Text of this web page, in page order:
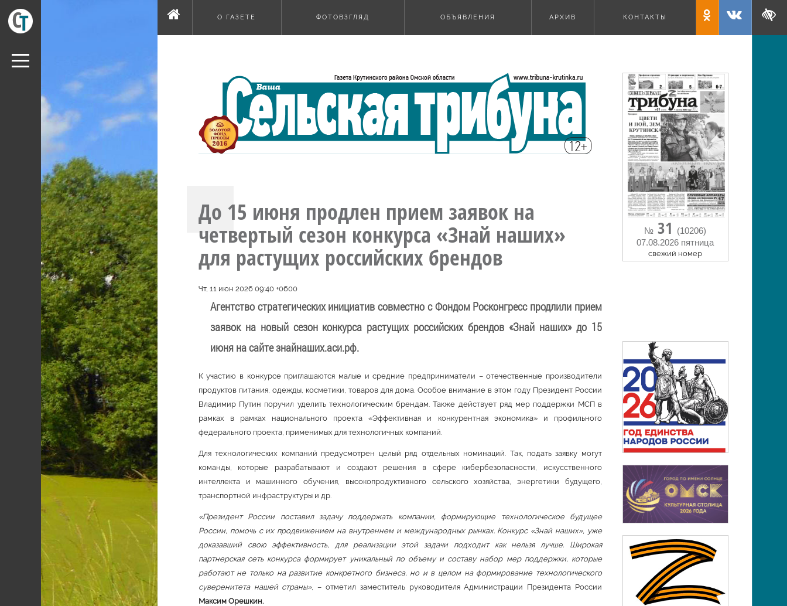
О ГАЗЕТЕ ФОТОВЗГЛЯД ОБЪЯВЛЕНИЯ АРХИВ КОНТАКТЫ
До 15 июня продлен прием заявок на
четвертый сезон конкурса «Знай наших»
для растущих российских брендов
Чт, 11 июн 2026 09:40 +0600
Агентство стратегических инициатив совместно с Фондом Росконгресс продлили прием
заявок на новый сезон конкурса растущих российских брендов «Знай наших» до 15
июня на сайте знайнаших.аси.рф.
К участию в конкурсе приглашаются малые и средние предприниматели – отечественные производители
продуктов питания, одежды, косметики, товаров для дома. Особое внимание в этом году Президент России
Владимир Путин поручил уделить технологическим брендам. Также действует ряд мер поддержки МСП в
рамках в рамках национального проекта «Эффективная и конкурентная экономика» и профильного
федерального проекта, применимых для технологичных компаний.
Для технологических компаний предусмотрен целый ряд отдельных номинаций. Так, подать заявку могут
команды, которые разрабатывают и создают решения в сфере кибербезопасности, искусственного
интеллекта и машинного обучения, высокопродуктивного сельского хозяйства, энергетики будущего,
транспортной инфраструктуры и др.
«Президент России поставил задачу поддержать компании, формирующие технологическое будущее
России, помочь с их продвижением на внутреннем и международных рынках. Конкурс «Знай наших», уже
доказавший свою эффективность, для реализации этой задачи подходит как нельзя лучше. Широкая
партнерская сеть конкурса формирует уникальный по объему и составу набор мер поддержки, которые
работают не только на развитие конкретного бизнеса, но и в целом на формирование технологического
суверенитета нашей страны», – отметил заместитель руководителя Администрации Президента России
Максим Орешкин.
№ 31
(10206)
07.08.2026 пятница
cвежий номер